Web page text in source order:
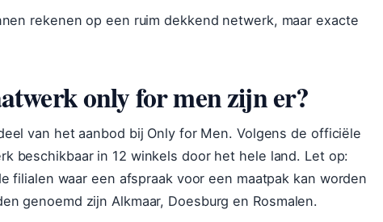
rekenen op een ruim dekkend netwerk, maar exacte
only for men zijn er?
van het aanbod bij Only for Men. Volgens de officiële
beschikbaar in 12 winkels door het hele land. Let op:
filialen waar een afspraak voor een maatpak kan worden
genoemd zijn Alkmaar, Doesburg en Rosmalen.